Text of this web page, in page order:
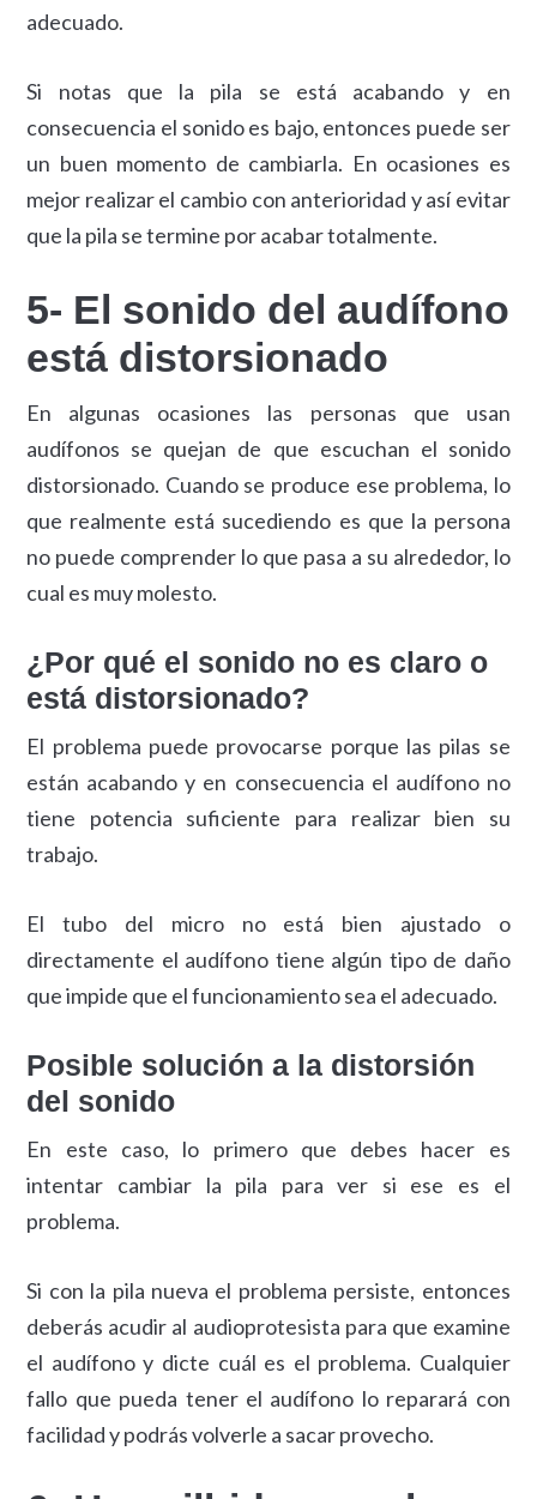
adecuado.
Si notas que la pila se está acabando y en
consecuencia el sonido es bajo, entonces puede ser
un buen momento de cambiarla. En ocasiones es
mejor realizar el cambio con anterioridad y así evitar
que la pila se termine por acabar totalmente.
5- El sonido del audífono
está distorsionado
En algunas ocasiones las personas que usan
audífonos se quejan de que escuchan el sonido
distorsionado. Cuando se produce ese problema, lo
que realmente está sucediendo es que la persona
no puede comprender lo que pasa a su alrededor, lo
cual es muy molesto.
¿Por qué el sonido no es claro o
está distorsionado?
El problema puede provocarse porque las pilas se
están acabando y en consecuencia el audífono no
tiene potencia suficiente para realizar bien su
trabajo.
El tubo del micro no está bien ajustado o
directamente el audífono tiene algún tipo de daño
que impide que el funcionamiento sea el adecuado.
Posible solución a la distorsión
del sonido
En este caso, lo primero que debes hacer es
intentar cambiar la pila para ver si ese es el
problema.
Si con la pila nueva el problema persiste, entonces
deberás acudir al audioprotesista para que examine
el audífono y dicte cuál es el problema. Cualquier
fallo que pueda tener el audífono lo reparará con
facilidad y podrás volverle a sacar provecho.